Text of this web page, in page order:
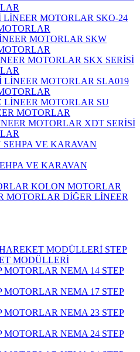
SKO-24
SKW
SKX SERİSİ
SLA019
SU
MOTORLAR
XDT SERİSİ
VE KARAVAN
KOLON MOTORLAR
DİĞER LİNEER
STEP
MODÜLLERİ
NEMA 14 STEP
NEMA 17 STEP
NEMA 23 STEP
NEMA 24 STEP